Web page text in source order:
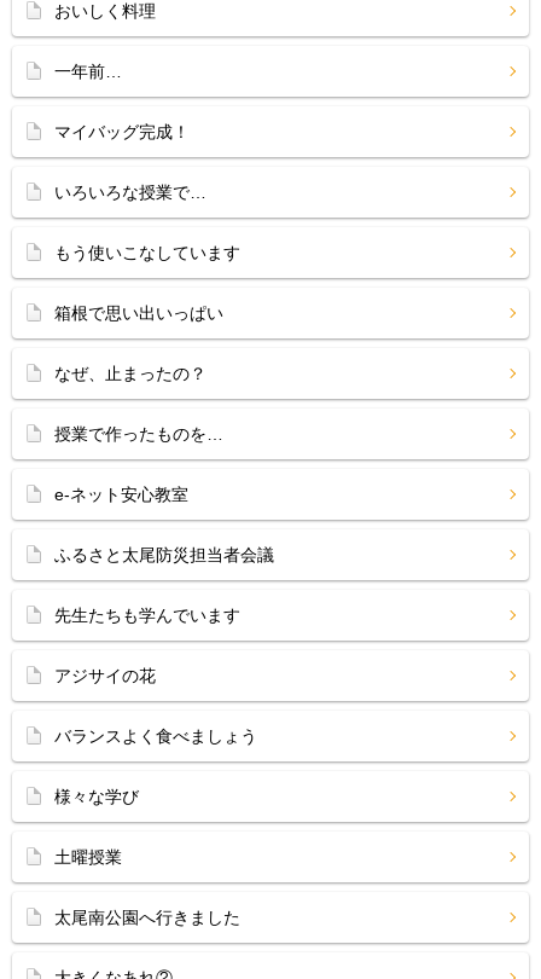
おいしく料理
一年前…
マイバッグ完成！
いろいろな授業で…
もう使いこなしています
箱根で思い出いっぱい
なぜ、止まったの？
授業で作ったものを…
e-ネット安心教室
ふるさと太尾防災担当者会議
先生たちも学んでいます
アジサイの花
バランスよく食べましょう
様々な学び
土曜授業
太尾南公園へ行きました